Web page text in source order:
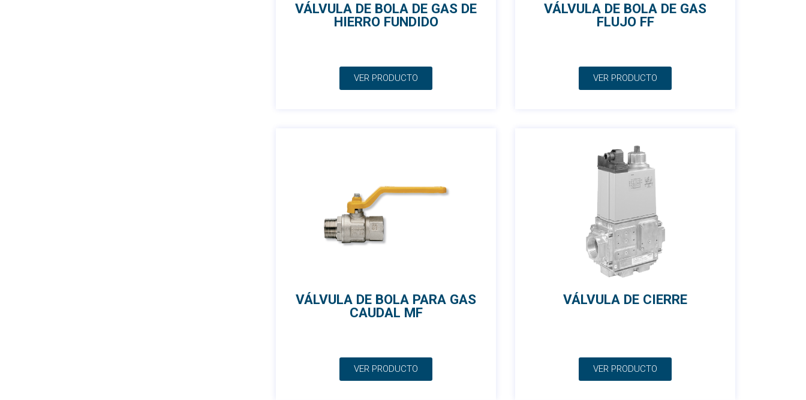
VÁLVULA DE BOLA DE GAS DE
HIERRO FUNDIDO
VER PRODUCTO
VÁLVULA DE BOLA DE GAS
FLUJO FF
VER PRODUCTO
VÁLVULA DE BOLA PARA GAS
CAUDAL MF
VER PRODUCTO
VÁLVULA DE CIERRE
VER PRODUCTO